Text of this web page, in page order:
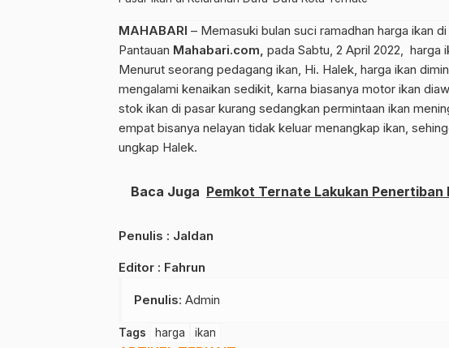
MAHABARI – Memasuki bulan suci ramadhan harga ikan
Pantauan Mahabari.com, pada Sabtu, 2 April 2022, harga
Menurut seorang pedagang ikan, Hi. Halek, harga ikan
mengalami kenaikan sedikit, karna biasanya motor ikan
stok ikan di pasar kurang sedangkan permintaan ikan
empat bisanya nelayan tidak keluar menangkap ikan,
ungkap Halek.
Baca Juga Pemkot Ternate Lakukan
Penulis : Jaldan
Editor : Fahrun
Penulis: Admin
Tags harga ikan